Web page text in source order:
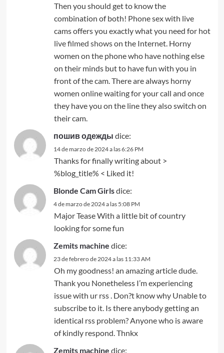
Then you should get to know the
combination of both! Phone sex with live
cams offers you exactly what you need for hot
live filmed showson the Internet. Horny
women on the phone who have nothing else
on their minds but to have fun with you in
front of the cam. There are always horny
women online waiting for your call and once
they have you on the line they also switch on
their cam.
пошив одежды dice:
14 de marzo de 2024 a las 6:26 PM
Thanks for finally writing about >
%blog_title% < Liked it!
Blonde Cam Girlsdice:
4 de marzo de 2024 a las 5:08 PM
Major Tease With a little bit of country
looking for some fun
Zemits machine dice:
23 de febrero de 2024 a las 11:33 AM
Oh my goodness! an amazing article dude.
Thank you Nonetheless I’m experiencing
issue with ur rss . Don?t know why Unable to
subscribe to it. Is there anybody getting an
identical rss problem? Anyone who is aware
of kindly respond. Thnkx
Zemits machine dice: